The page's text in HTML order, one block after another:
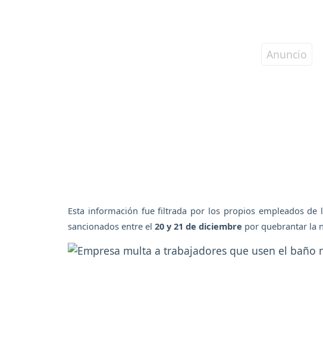
Esta información fue filtrada por los propios empleados de
sancionados entre el 20 y 21 de diciembre por quebrantar la